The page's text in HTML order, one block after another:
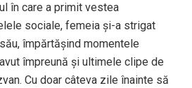
în care a primit vestea
sociale, femeia și-a strigat
împărtășind momentele
împreună și ultimele clipe de
Cu doar câteva zile înainte să